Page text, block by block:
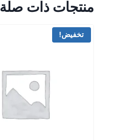
منتجات ذات صلة
تخفيض!